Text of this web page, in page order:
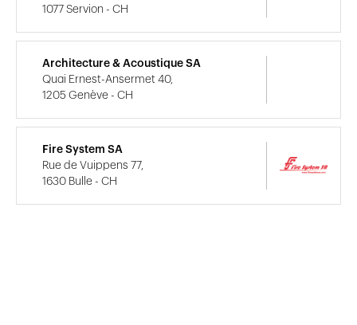
1077 Servion - CH
Architecture & Acoustique SA
Quai Ernest-Ansermet 40,
1205 Genève - CH
Fire System SA
Rue de Vuippens 77,
1630 Bulle - CH